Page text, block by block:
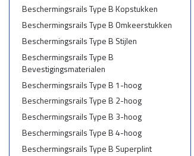
Beschermingsrails Type B Kopstukken
Beschermingsrails Type B Omkeerstukken
Beschermingsrails Type B Stijlen
Beschermingsrails Type B
Bevestigingsmaterialen
Beschermingsrails Type B 1-hoog
Beschermingsrails Type B 2-hoog
Beschermingsrails Type B 3-hoog
Beschermingsrails Type B 4-hoog
Beschermingsrails Type B Superplint